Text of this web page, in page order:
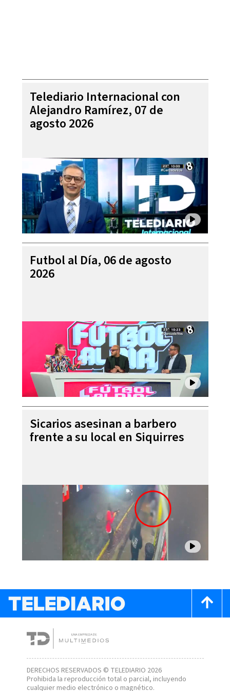
Telediario Internacional con
Alejandro Ramírez, 07 de
agosto 2026
Futbol al Día, 06 de agosto
2026
Sicarios asesinan a barbero
frente a su local en Siquirres
DERECHOS RESERVADOS © TELEDIARIO 2026
Prohibida la reproducción total o parcial, incluyendo
cualquier medio electrónico o magnético.